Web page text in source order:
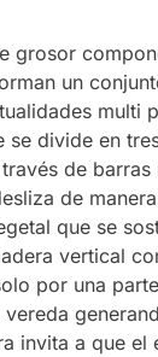
grosor
un
multi
divide en
de barras
de
que se
vertical
por una
invita a que el